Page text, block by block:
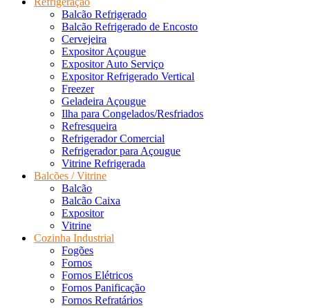
Balcão Refrigerado
Balcão Refrigerado de Encosto
Cervejeira
Expositor Açougue
Expositor Auto Serviço
Expositor Refrigerado Vertical
Freezer
Geladeira Açougue
Ilha para Congelados/Resfriados
Refresqueira
Refrigerador Comercial
Refrigerador para Açougue
Vitrine Refrigerada
Balcões / Vitrine
Balcão
Balcão Caixa
Expositor
Vitrine
Cozinha Industrial
Fogões
Fornos
Fornos Elétricos
Fornos Panificação
Fornos Refratários